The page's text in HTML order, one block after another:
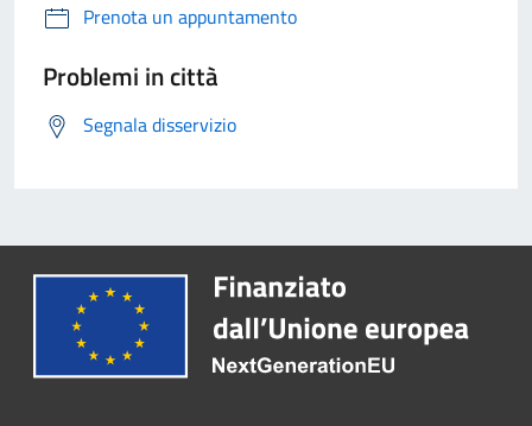
Prenota un appuntamento
Problemi in città
Segnala disservizio